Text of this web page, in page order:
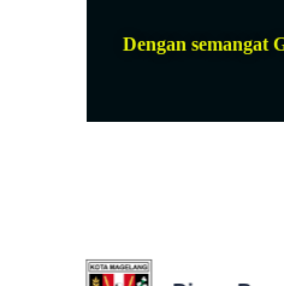
Dengan semangat